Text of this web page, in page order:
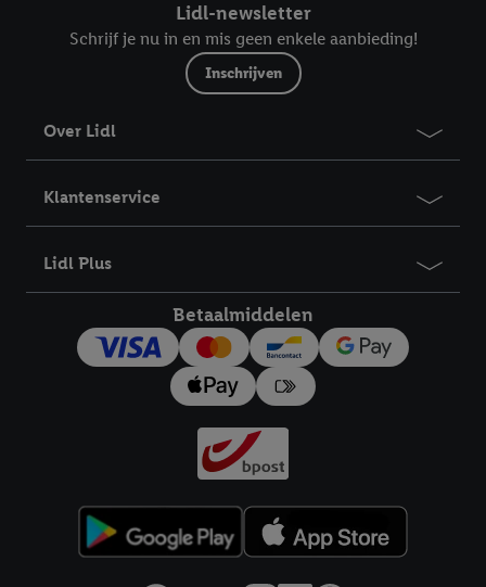
Lidl-newsletter
Schrijf je nu in en mis geen enkele aanbieding!
Inschrijven
Over Lidl
Klantenservice
Lidl Plus
Betaalmiddelen